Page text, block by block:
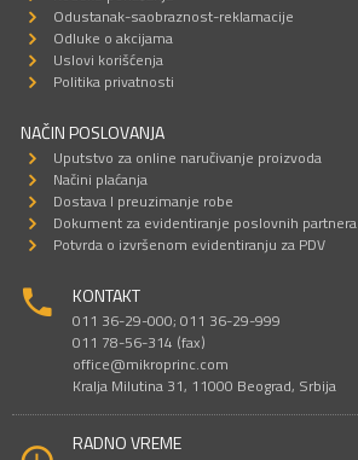
Odustanak-saobraznost-reklamacije
Odluke o akcijama
Uslovi korišćenja
Politika privatnosti
NAČIN POSLOVANJA
Uputstvo za online naručivanje proizvoda
Načini plaćanja
Dostava I preuzimanje robe
Dokument za evidentiranje poslovnih partnera
Potvrda o izvršenom evidentiranju za PDV
KONTAKT
011 36-29-000; 011 36-29-999
011 78-56-314 (fax)
office@mikroprinc.com
Kralja Milutina 31, 11000 Beograd, Srbija
RADNO VREME